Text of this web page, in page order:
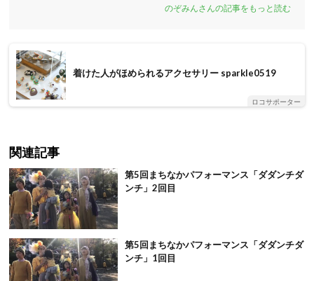
のぞみんさんの記事をもっと読む
着けた人がほめられるアクセサリー sparkle0519
ロコサポーター
関連記事
第5回まちなかパフォーマンス「ダダンチダ
ンチ」2回目
第5回まちなかパフォーマンス「ダダンチダ
ンチ」1回目